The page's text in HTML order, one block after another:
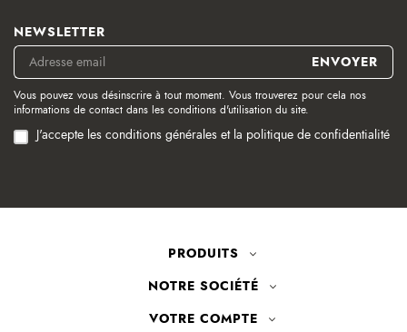
NEWSLETTER
Vous pouvez vous désinscrire à tout moment. Vous trouverez pour cela nos
informations de contact dans les conditions d'utilisation du site.
J'accepte les conditions générales et la politique de confidentialité
PRODUITS
NOTRE SOCIÉTÉ
VOTRE COMPTE